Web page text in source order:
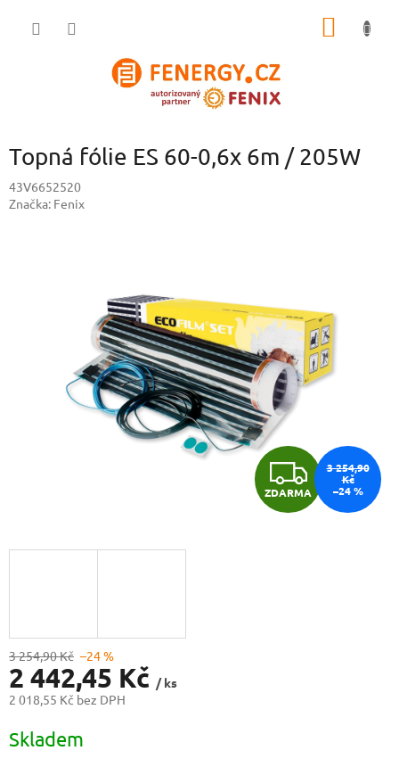
Topná fólie ES 60-0,6x 6m / 205W
43V6652520
Značka: Fenix
Z
D
ZDARMA
3 254,90
Kč
–24 %
3 254,90 Kč –24 %
2 442,45 Kč / ks
2 018,55 Kč bez DPH
cena:
Skladem